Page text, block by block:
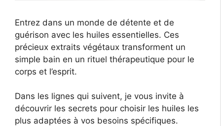
Entrez dans un monde de détente et de
guérison avec les huiles essentielles. Ces
précieux extraits végétaux transforment un
simple bain en un rituel thérapeutique pour le
corps et l’esprit.
Dans les lignes qui suivent, je vous invite à
découvrir les secrets pour choisir les huiles les
plus adaptées à vos besoins spécifiques.